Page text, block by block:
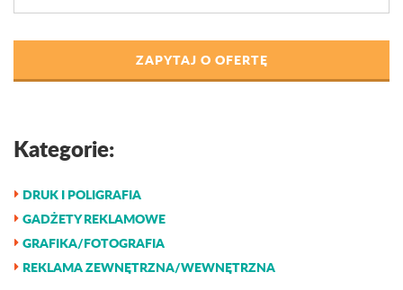
ZAPYTAJ O OFERTĘ
Kategorie:
DRUK I POLIGRAFIA
GADŻETY REKLAMOWE
GRAFIKA/FOTOGRAFIA
REKLAMA ZEWNĘTRZNA/WEWNĘTRZNA